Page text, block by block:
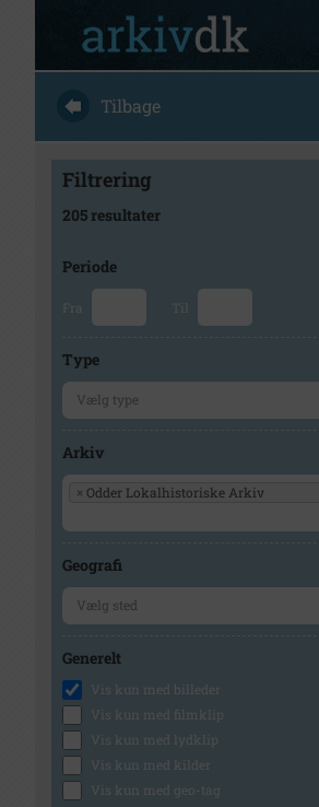
Tilbage
Filtrering
205 resultater
Periode
Fra Til
Type
Arkiv
× Odder Lokalhistoriske Arkiv
Geografi
Generelt
Vis kun med billeder
Vis kun med filmklip
Vis kun med lydklip
Vis kun med kilder
Vis kun med geo-tag